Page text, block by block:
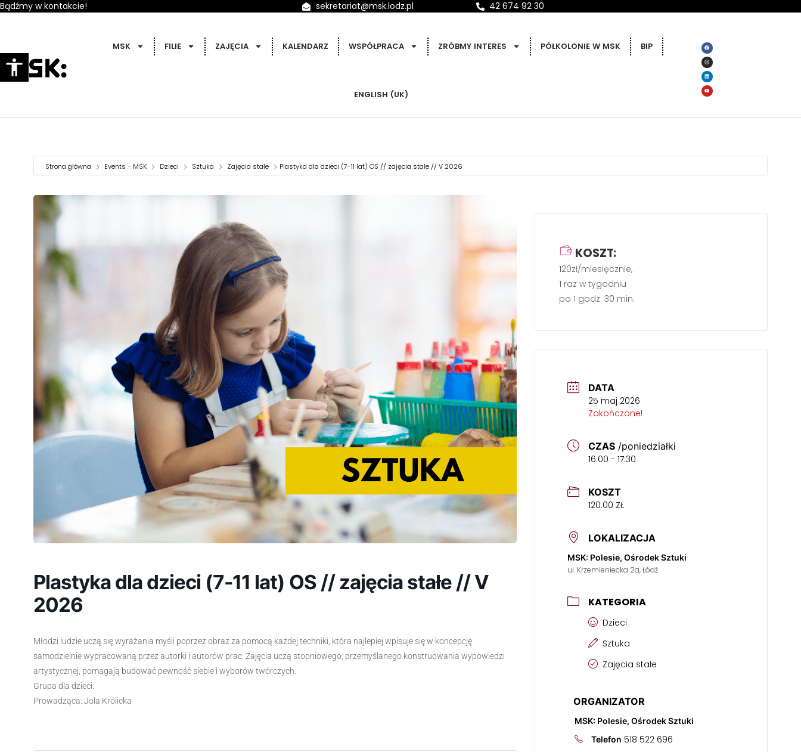
Bądźmy w kontakcie! sekretariat@msk.lodz.pl 42 674 92 30
MSK FILIE ZAJĘCIA KALENDARZ WSPÓŁPRACA ZRÓBMY INTERES PÓŁKOLONIE W MSK BIP
ENGLISH (UK)
Strona główna Events - MSK Dzieci Sztuka Zajęcia stałe Plastyka dla dzieci (7-11 lat) OS // zajęcia stałe // V 2026
Plastyka dla dzieci (7-11 lat) OS // zajęcia stałe // V
2026
Młodzi ludzie uczą się wyrażania myśli poprzez obraz za pomocą każdej techniki, która najlepiej wpisuje się w koncepcję
samodzielnie wypracowaną przez autorki i autorów prac. Zajęcia uczą stopniowego, przemyślanego konstruowania wypowiedzi
artystycznej, pomagają budować pewność siebie i wyborów twórczych.
Grupa dla dzieci.
Prowadząca: Jola Królicka
DATA
25 maj 2026
Zakończone!
CZAS /poniedziałki
16:00 - 17:30
KOSZT
120.00 ZŁ
LOKALIZACJA
MSK: Polesie, Ośrodek Sztuki
ul. Krzemieniecka 2a, Łódź
KATEGORIA
Dzieci
Sztuka
Zajęcia stałe
ORGANIZATOR
MSK: Polesie, Ośrodek Sztuki
Telefon 518 522 696
KOSZT:
120zł/miesięcznie,
1 raz w tygodniu
po 1 godz. 30 min.